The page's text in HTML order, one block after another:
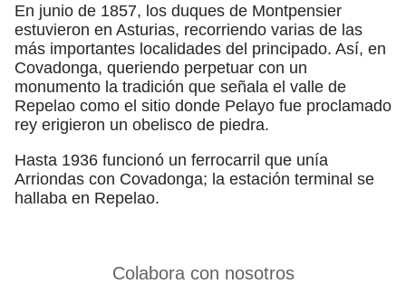
En junio de 1857, los duques de Montpensier
estuvieron en Asturias, recorriendo varias de las
más importantes localidades del principado. Así, en
Covadonga, queriendo perpetuar con un
monumento la tradición que señala el valle de
Repelao como el sitio donde Pelayo fue proclamado
rey erigieron un obelisco de piedra.
Hasta 1936 funcionó un ferrocarril que unía
Arriondas con Covadonga; la estación terminal se
hallaba en Repelao.
Colabora con nosotros